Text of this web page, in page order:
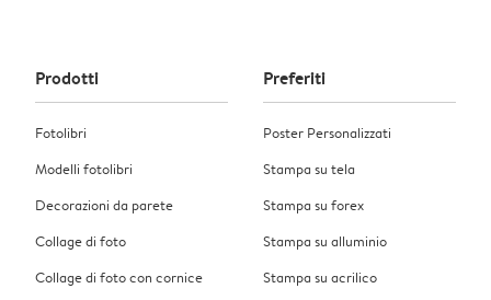
Prodotti
Fotolibri
Modelli fotolibri
Decorazioni da parete
Collage di foto
Collage di foto con cornice
Preferiti
Poster Personalizzati
Stampa su tela
Stampa su forex
Stampa su alluminio
Stampa su acrilico